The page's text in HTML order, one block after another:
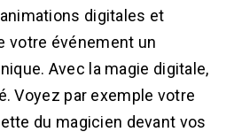
digitales et
votre événement un
Avec la magie digitale,
Voyez par exemple votre
du magicien devant vos